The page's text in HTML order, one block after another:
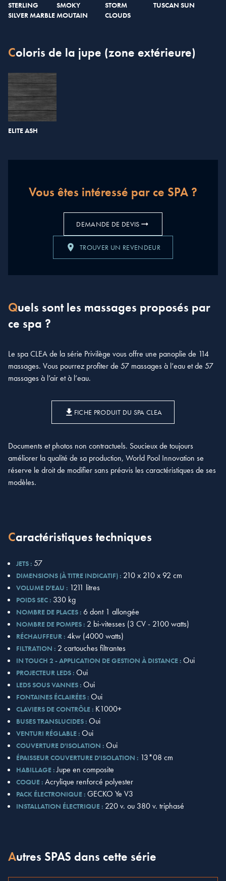
STERLING
SILVER MARBLE
SMOKY
MOUTAIN
STORM
CLOUDS
TUSCAN SUN
Coloris de la jupe (zone extérieure)
ELITE ASH
Vous êtes intéressé par ce SPA ?
DEMANDE DE DEVIS
TROUVER UN REVENDEUR
Quels sont les massages proposés par
ce spa ?
Le spa CLEA de la série Privilège vous offre une panoplie de 114
massages. Vous pourrez profiter de 57 massages à l’eau et de 57
massages à l’air et à l’eau.
FICHE PRODUIT DU SPA CLEA
Documents et photos non contractuels. Soucieux de toujours
améliorer la qualité de sa production, World Pool Innovation se
réserve le droit de modifier sans préavis les caractéristiques de ses
modèles.
Caractéristiques techniques
JETS : 57
DIMENSIONS (À TITRE INDICATIF) : 210 x 210 x 92 cm
VOLUME D'EAU : 1211 litres
POIDS SEC : 330 kg
NOMBRE DE PLACES : 6 dont 1 allongée
NOMBRE DE POMPES : 2 bi-vitesses (3 CV - 2100 watts)
RÉCHAUFFEUR : 4kw (4000 watts)
FILTRATION : 2 cartouches filtrantes
IN TOUCH 2 - APPLICATION DE GESTION À DISTANCE : Oui
PROJECTEUR LEDS : Oui
LEDS SOUS VANNES : Oui
FONTAINES ÉCLAIRÉES : Oui
CLAVIERS DE CONTRÔLE : K1000+
BUSES TRANSLUCIDES : Oui
VENTURI RÉGLABLE : Oui
COUVERTURE D'ISOLATION : Oui
ÉPAISSEUR COUVERTURE D'ISOLATION : 13*08 cm
HABILLAGE :Jupe en composite
COQUE : Acrylique renforcé polyester
PACK ÉLECTRONIQUE : GECKO Ye V3
INSTALLATION ÉLECTRIQUE : 220 v. ou 380 v. triphasé
Autres SPAS dans cette série